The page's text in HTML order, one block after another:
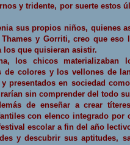
y tridente, por suerte estos
sus propios niños, quienes
y Gorriti, creo que
los que quisieran asistir.
los chicos materializaban
de colores y los vellones de
presentados en sociedad
sin comprender del todo
de enseñar a crear
con elenco integrado
escolar a fin del año
y descubrir sus aptitudes,